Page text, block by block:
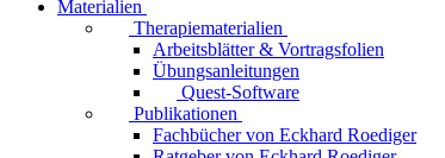
Materialien
Therapiematerialien
Arbeitsblätter & Vortragsfolien
Übungsanleitungen
Quest-Software
Publikationen
Fachbücher von Eckhard Roediger